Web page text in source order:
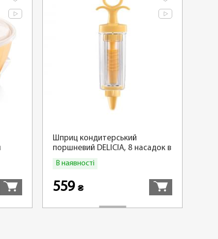
Шприц кондитерський
поршневий DELICIA, 8 насадок в
В наявності
559 ₴